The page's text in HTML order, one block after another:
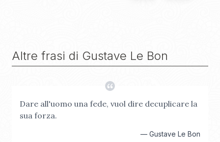
Altre frasi di Gustave Le Bon
Dare all'uomo una fede, vuol dire decuplicare la
sua forza.
— Gustave Le Bon